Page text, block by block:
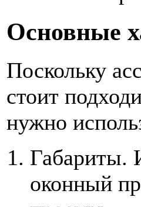
Основные
Поскольку
стоит
нужно
Габариты.
оконный